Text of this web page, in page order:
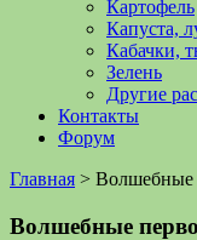
Картофель
Капуста,
Кабачки,
Зелень
Другие
Контакты
Форум
Главная > Волшебные
Волшебные